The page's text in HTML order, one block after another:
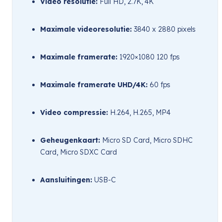
Maximale videoresolutie: 3840 x 2880 pixels
Maximale framerate: 1920×1080 120 fps
Maximale framerate UHD/4K: 60 fps
Video compressie: H.264, H.265, MP4
Geheugenkaart: Micro SD Card, Micro SDHC
Card, Micro SDXC Card
Aansluitingen: USB-C